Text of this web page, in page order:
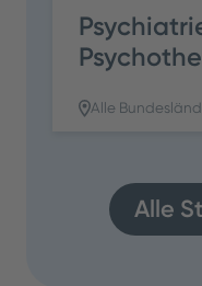
Alle
Alle